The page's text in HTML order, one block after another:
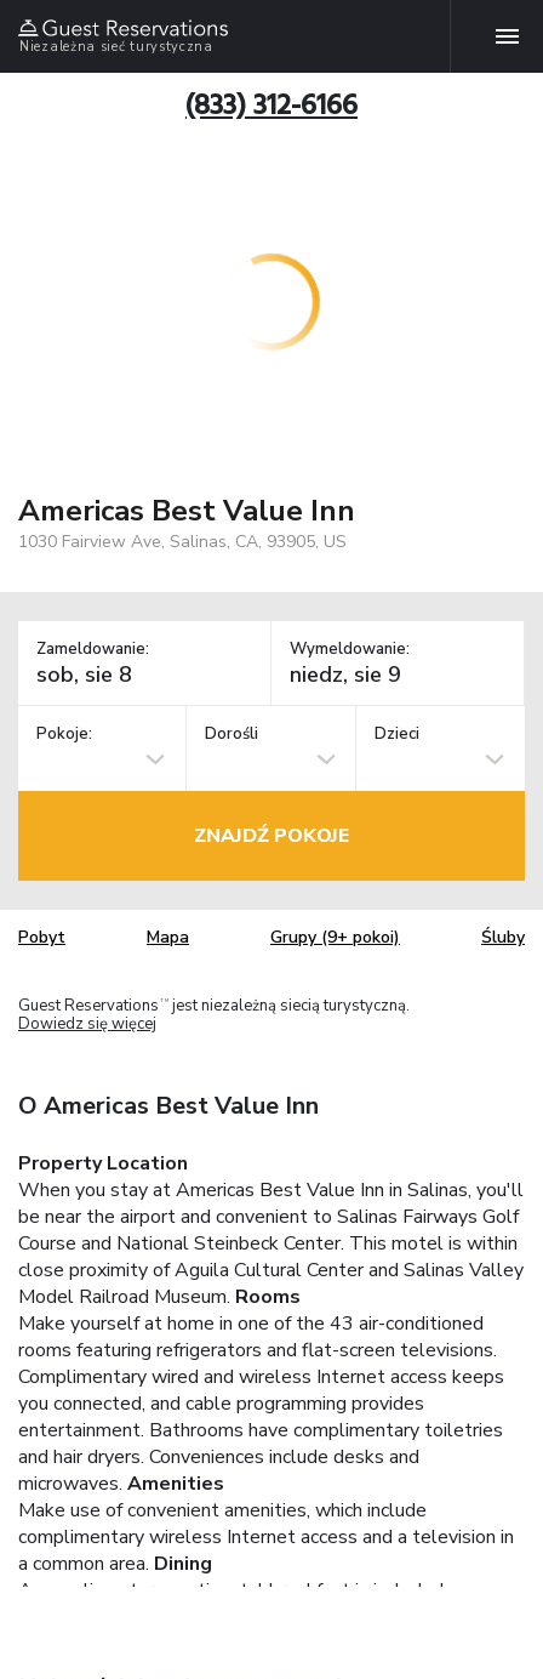
Niezależna sieć turystyczna
(833) 312-6166
Americas Best Value Inn
1030 Fairview Ave, Salinas, CA, 93905, US
Zameldowanie: Wymeldowanie:
Pokoje: Dorośli Dzieci
ZNAJDŹ POKOJE
Pobyt Mapa Grupy (9+ pokoi) Śluby
Guest Reservations TM jest niezależną siecią turystyczną.
Dowiedz się więcej
O Americas Best Value Inn
Property Location
When you stay at Americas Best Value Inn in Salinas, you'll
be near the airport and convenient to Salinas Fairways Golf
Course and National Steinbeck Center. This motel is within
close proximity of Aguila Cultural Center and Salinas Valley
Model Railroad Museum. Rooms
Make yourself at home in one of the 43 air-conditioned
rooms featuring refrigerators and flat-screen televisions.
Complimentary wired and wireless Internet access keeps
you connected, and cable programming provides
entertainment. Bathrooms have complimentary toiletries
and hair dryers. Conveniences include desks and
microwaves. Amenities
Make use of convenient amenities, which include
complimentary wireless Internet access and a television in
a common area. Dining
A complimentary continental breakfast is included.
parking is available onsite.